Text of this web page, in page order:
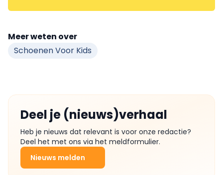
Meer weten over
Schoenen Voor Kids
Deel je (nieuws)verhaal
Heb je nieuws dat relevant is voor onze redactie?
Deel het met ons via het meldformulier.
Nieuws melden